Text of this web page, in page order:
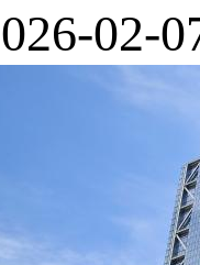
02-